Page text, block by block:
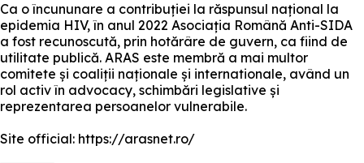
Ca o încununare a contribuției la răspunsul național la
epidemia HIV, în anul 2022 Asociația Română Anti-SIDA
a fost recunoscută, prin hotărâre de guvern, ca fiind de
utilitate publică. ARAS este membră a mai multor
comitete și coaliții naționale și internationale, având un
rol activ în advocacy, schimbări legislative și
reprezentarea persoanelor vulnerabile.
Site official: https://arasnet.ro/